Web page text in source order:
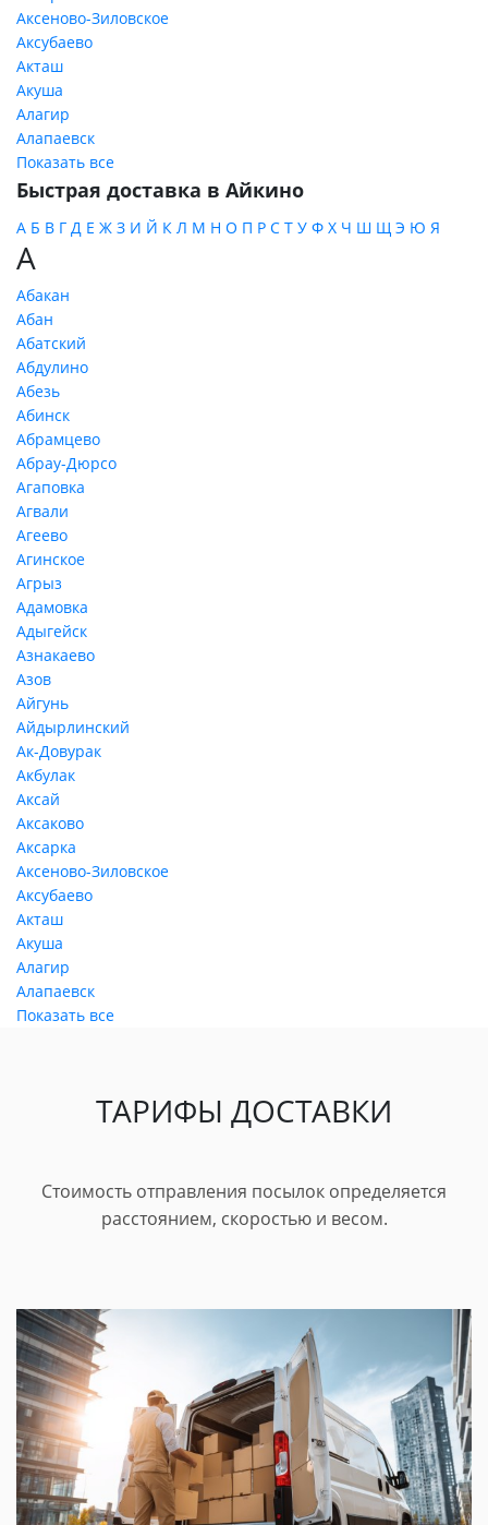
Аксеново-Зиловское
Аксубаево
Акташ
Акуша
Алагир
Алапаевск
Показать все
Быстрая доставка в Айкино
А Б В Г Д Е Ж З И Й К Л М Н О П Р С Т У Ф Х Ч Ш Щ Э Ю Я
А
Абакан
Абан
Абатский
Абдулино
Абезь
Абинск
Абрамцево
Абрау-Дюрсо
Агаповка
Агвали
Агеево
Агинское
Агрыз
Адамовка
Адыгейск
Азнакаево
Азов
Айгунь
Айдырлинский
Ак-Довурак
Акбулак
Аксай
Аксаково
Аксарка
Аксеново-Зиловское
Аксубаево
Акташ
Акуша
Алагир
Алапаевск
Показать все
ТАРИФЫ ДОСТАВКИ
Стоимость отправления посылок определяется
расстоянием, скоростью и весом.